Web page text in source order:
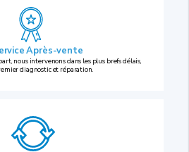
Après-vente
nous intervenons dans les plus brefs délais,
diagnostic et réparation.